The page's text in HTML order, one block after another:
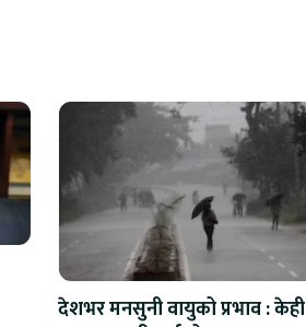
देशभर मनसुनी वायुको प्रभाव : केही